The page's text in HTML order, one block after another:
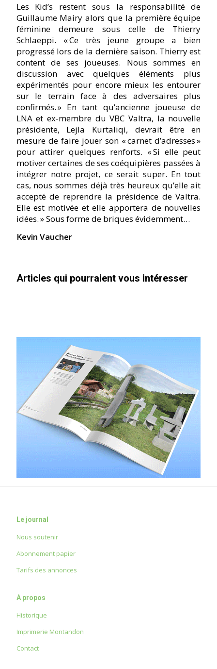
Les Kid’s restent sous la responsabilité de
Guillaume Mairy alors que la première équipe
féminine demeure sous celle de Thierry
Schlaeppi. « Ce très jeune groupe a bien
progressé lors de la dernière saison. Thierry est
content de ses joueuses. Nous sommes en
discussion avec quelques éléments plus
expérimentés pour encore mieux les entourer
sur le terrain face à des adversaires plus
confirmés. » En tant qu’ancienne joueuse de
LNA et ex-membre du VBC Valtra, la nouvelle
présidente, Lejla Kurtaliqi, devrait être en
mesure de faire jouer son « carnet d’adresses »
pour attirer quelques renforts. « Si elle peut
motiver certaines de ses coéquipières passées à
intégrer notre projet, ce serait super. En tout
cas, nous sommes déjà très heureux qu’elle ait
accepté de reprendre la présidence de Valtra.
Elle est motivée et elle apportera de nouvelles
idées. »Sous forme de briques évidemment…
Kevin Vaucher
Articles qui pourraient vous intéresser
Le journal
Nous soutenir
Abonnement papier
Tarifs des annonces
À propos
Historique
Imprimerie Montandon
Contact